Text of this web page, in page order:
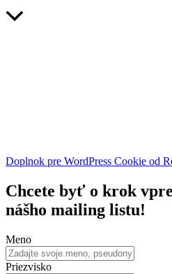
Doplnok pre WordPress Cookie od
Chcete byť o krok
nášho mailing listu!
Meno
Priezvisko